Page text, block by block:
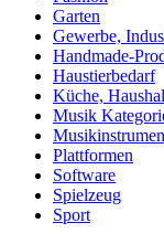
Garten
Gewerbe,
Handmade-
Haustierbedarf
Küche,
Musik
Plattformen
Software
Spielzeug
Sport